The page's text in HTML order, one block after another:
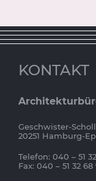
KONTAKT
Geschwister-
20251 Hamburg-
Telefon: 040 – 51
Fax: 040 – 51 32 68